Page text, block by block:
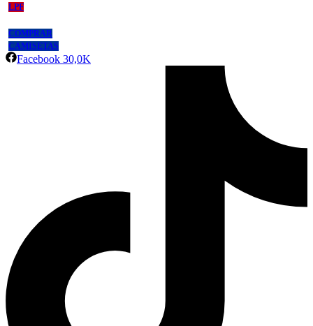
LPF
COMPRAR
CAMISETAS
Facebook 30,0K